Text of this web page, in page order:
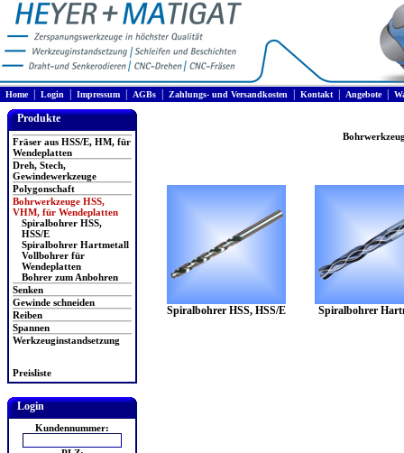
Home| Login Impressum AGBs Zahlungs- und Versandkosten Kontakt| Angebote|
Produkte
Fräser aus HSS/E, HM, für
Wendeplatten
Dreh, Stech,
Gewindewerkzeuge
Polygonschaft
Bohrwerkzeuge HSS,
VHM, für Wendeplatten
Spiralbohrer HSS,
HSS/E
Spiralbohrer Hartmetall
Vollbohrer für
Wendeplatten
Bohrer zum Anbohren
Senken
Gewinde schneiden
Reiben
Spannen
Werkzeuginstandsetzung
Preisliste
Login
Kundennummer:
Spiralbohrer HSS, HSS/E Spiralbohrer